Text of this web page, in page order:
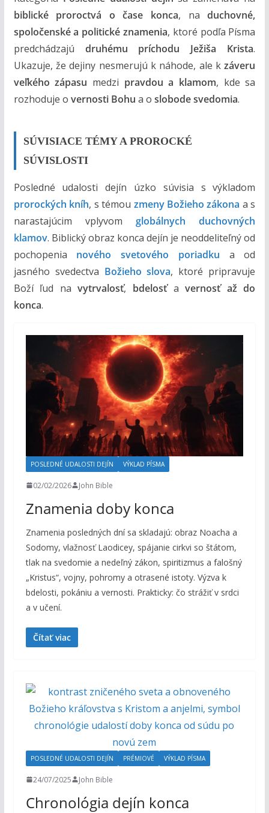
o
h
o
m
biblické proroctvá o čase konca, naduchovné,
spoločenské a politické znamenia, ktoré podľa Písma
predchádzajú druhému príchodu Ježiša Krista.
Ukazuje, že dejiny nesmerujú k náhode, ale kzáveru
veľkého zápasu medzi pravdou a klamom, kde sa
rozhoduje o vernosti Bohu a o slobode svedomia.
SÚVISIACE TÉMY A PROROCKÉ
SÚVISLOSTI
Posledné udalosti dejín úzko súvisia s výkladom
prorockých kníh, s témou zmeny Božieho zákona a s
narastajúcim vplyvomglobálnych duchovných
klamov. Biblický obraz konca dejín je neoddeliteľný od
pochopenia nového svetového poriadku a od
jasného svedectva Božieho slova, ktoré pripravuje
Boží ľud navytrvalosť, bdelosťavernosť až do
konca.
POSLEDNÉ UDALOSTI DEJÍN VÝKLAD PÍSMA
02/02/2026 John Bible
Znamenia doby konca
Znamenia posledných dní sa skladajú: obraz Noacha a
Sodomy, vlažnosť Laodicey, spájanie cirkvi so štátom,
tlak na svedomie a nedeľný zákon, spiritizmus a falošný
„Kristus“, vojny, pohromy a otrasené istoty. Výzva k
bdelosti, pokániu a vernosti. Prakticky: čo strážiť v srdci
a v učení.
Čítať viac
POSLEDNÉ UDALOSTI DEJÍN PRÉMIOVÉ VÝKLAD PÍSMA
24/07/2025 John Bible
Chronológia dejín konca